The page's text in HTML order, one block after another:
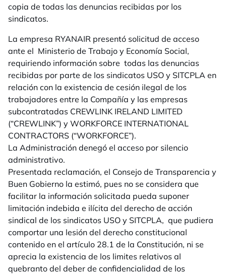
copia de todas las denuncias recibidas por los
sindicatos.
La empresa RYANAIR presentó solicitud de acceso
ante el Ministerio de Trabajo y Economía Social,
requiriendo información sobre todas las denuncias
recibidas por parte de los sindicatos USO y SITCPLA en
relación con la existencia de cesión ilegal de los
trabajadores entre la Compañía y las empresas
subcontratadas CREWLINK IRELAND LIMITED
(“CREWLINK”) y WORKFORCE INTERNATIONAL
CONTRACTORS (“WORKFORCE”).
La Administración denegó el acceso por silencio
administrativo.
Presentada reclamación, el Consejo de Transparencia y
Buen Gobierno la estimó, pues no se considera que
facilitar la información solicitada pueda suponer
limitación indebida e ilícita del derecho de acción
sindical de los sindicatos USO y SITCPLA, que pudiera
comportar una lesión del derecho constitucional
contenido en el artículo 28.1 de la Constitución, ni se
aprecia la existencia de los limites relativos al
quebranto del deber de confidencialidad de los